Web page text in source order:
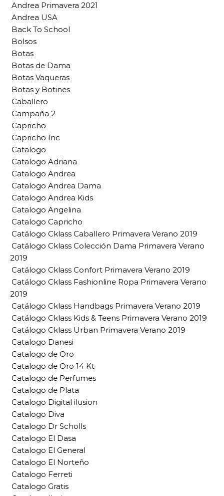
Andrea Primavera 2021
Andrea USA
Back To School
Bolsos
Botas
Botas de Dama
Botas Vaqueras
Botas y Botines
Caballero
Campaña 2
Capricho
Capricho Inc
Catalogo
Catalogo Adriana
Catalogo Andrea
Catalogo Andrea Dama
Catalogo Andrea Kids
Catalogo Angelina
Catalogo Capricho
Catálogo Cklass Caballero Primavera Verano 2019
Catálogo Cklass Colección Dama Primavera Verano
2019
Catálogo Cklass Confort Primavera Verano 2019
Catálogo Cklass Fashionline Ropa Primavera Verano
2019
Catálogo Cklass Handbags Primavera Verano 2019
Catálogo Cklass Kids & Teens Primavera Verano 2019
Catálogo Cklass Urban Primavera Verano 2019
Catalogo Danesi
Catalogo de Oro
Catalogo de Oro 14 Kt
Catalogo de Perfumes
Catalogo de Plata
Catalogo Digital ilusion
Catalogo Diva
Catalogo Dr Scholls
Catalogo El Dasa
Catalogo El General
Catalogo El Norteño
Catalogo Ferreti
Catalogo Gratis